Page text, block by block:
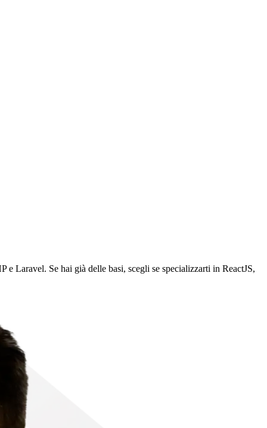
Laravel. Se hai già delle basi, scegli se specializzarti in ReactJS,